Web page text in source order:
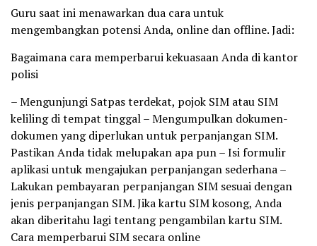
Guru saat ini menawarkan dua cara untuk
mengembangkan potensi Anda, online dan offline. Jadi:
Bagaimana cara memperbarui kekuasaan Anda di kantor
polisi
– Mengunjungi Satpas terdekat, pojok SIM atau SIM
keliling di tempat tinggal – Mengumpulkan dokumen-
dokumen yang diperlukan untuk perpanjangan SIM.
Pastikan Anda tidak melupakan apa pun – Isi formulir
aplikasi untuk mengajukan perpanjangan sederhana –
Lakukan pembayaran perpanjangan SIM sesuai dengan
jenis perpanjangan SIM. Jika kartu SIM kosong, Anda
akan diberitahu lagi tentang pengambilan kartu SIM.
Cara memperbarui SIM secara online